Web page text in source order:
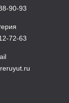
90-93
72-63